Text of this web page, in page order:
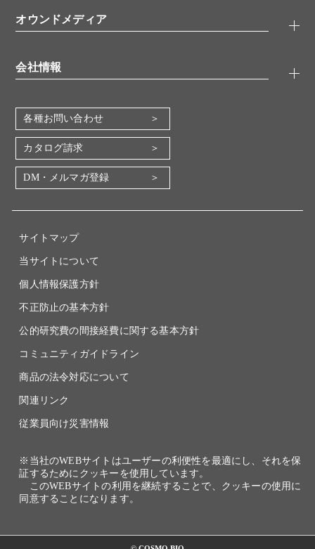
バイオメディカル(環境・食品)
機器・消耗品
書類ダウンロード
YouTube
オウンドメディア
会社情報
会社概要
地図・アクセス（本社）
IR情報
電子公告
各種お問い合わせ
カタログ請求
DM・メルマガ登録
サイトマップ
当サイトについて
個人情報保護方針
不正防止の基本方針
公的研究費の間接経費に関する基本方針
コミュニティガイドライン
商品の法令対応について
関連リンク
従業員向け災害情報
※当社のWEBサイトはユーザーの利便性を最適にし、それを保
証するためにクッキーを使用しています。
このWEBサイトの利用を継続することで、クッキーの使用に
同意することになります。